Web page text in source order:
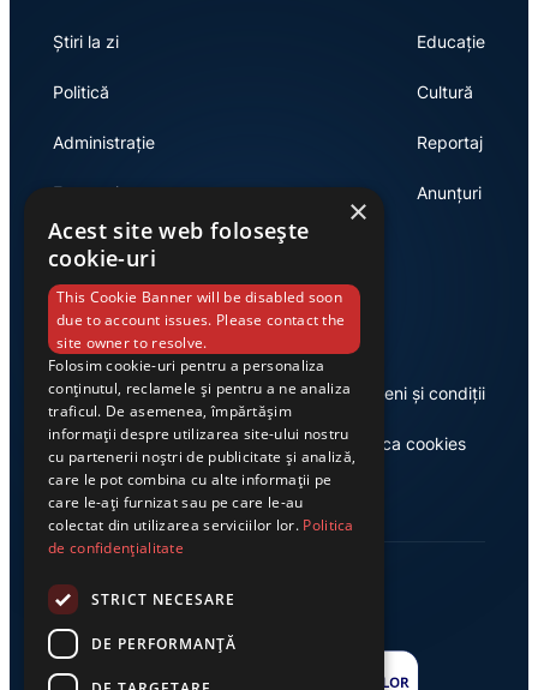
Știri la zi
Politică
Administrație
Economie
Educație
Cultură
Reportaj
Anunțuri
Link-uri utile
Despre noi
Casa de editură Exclusiv
Termeni și condiții
Politica cookies
×
Acest site web folosește
cookie-uri
This Cookie Banner will be disabled soon
due to account issues. Please contact the
site owner to resolve.
Folosim cookie-uri pentru a personaliza
conținutul, reclamele și pentru a ne analiza
traficul. De asemenea, împărtășim
informații despre utilizarea site-ului nostru
cu partenerii noștri de publicitate și analiză,
care le pot combina cu alte informații pe
care le-ați furnizat sau pe care le-au
colectat din utilizarea serviciilor lor. Politica
de confidențialitate
STRICT NECESARE
DE PERFORMANȚĂ